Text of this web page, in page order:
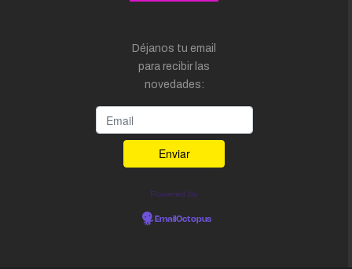
Déjanos tu email
para recibir las
novedades:
Powered by
EmailOctopus